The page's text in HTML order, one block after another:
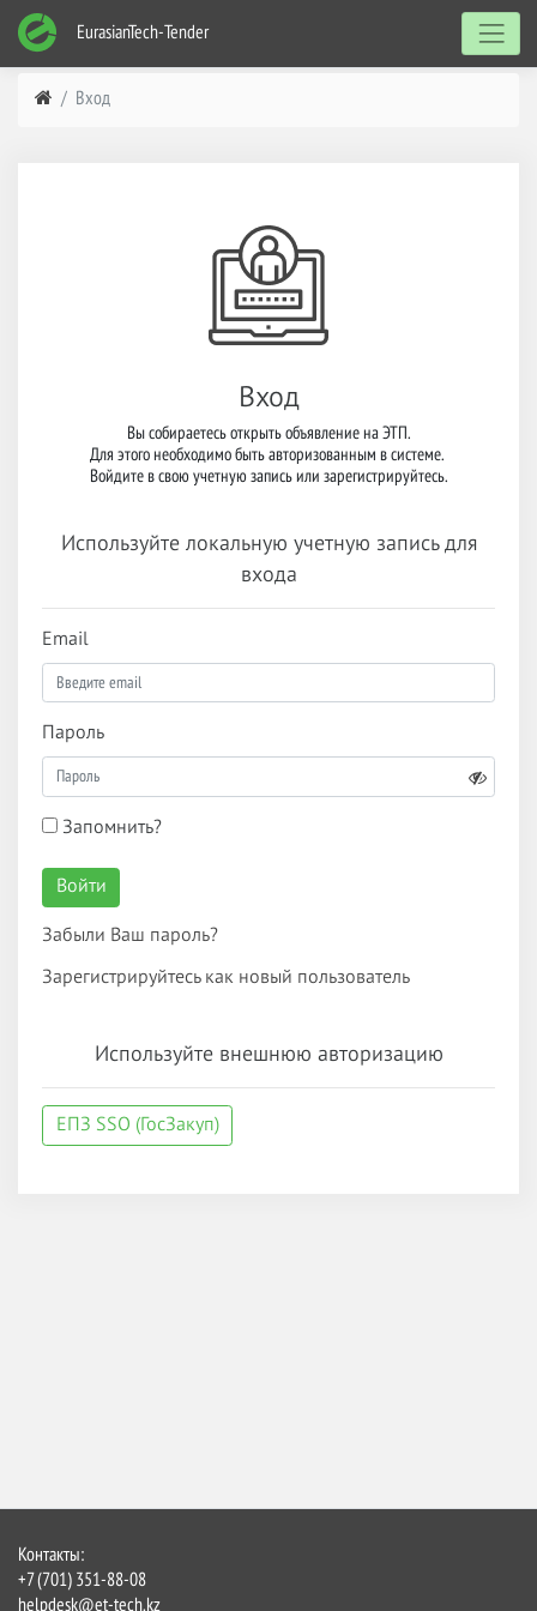
EurasianTech-Tender
Вход
Вход
Вы собираетесь открыть объявление на ЭТП.
Для этого необходимо быть авторизованным в системе.
Войдите в свою учетную запись или зарегистрируйтесь.
Используйте локальную учетную запись для
входа
Email
Пароль
Запомнить?
Войти
Забыли Ваш пароль?
Зарегистрируйтесь как новый пользователь
Используйте внешнюю авторизацию
ЕПЗ SSO (ГосЗакуп)
Контакты:
+7 (701) 351-88-08
helpdesk@et-tech.kz